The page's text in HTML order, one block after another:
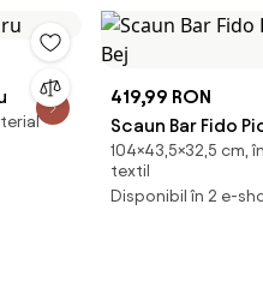
419,99 RON
Scaun Bar Fido
104×43,5×32,5 cm,
textil
Disponibil în 2 e-